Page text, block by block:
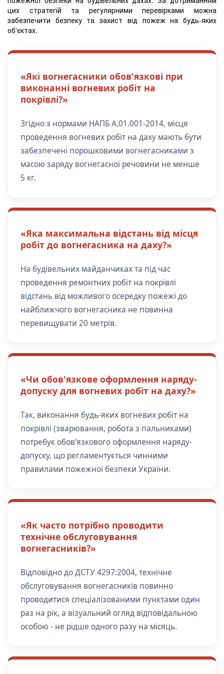
цих стратегій та регулярними перевірками можна
забезпечити безпеку та захист від пожеж на будь-яких
об'єктах.
«Які вогнегасники обов'язкові при
виконанні вогневих робіт на
покрівлі?»
Згідно з нормами НАПБ А.01.001-2014, місця
проведення вогневих робіт на даху мають бути
забезпечені порошковими вогнегасниками з
масою заряду вогнегасної речовини не менше
5 кг.
«Яка максимальна відстань від місця
робіт до вогнегасника на даху?»
На будівельних майданчиках та під час
проведення ремонтних робіт на покрівлі
відстань від можливого осередку пожежі до
найближчого вогнегасника не повинна
перевищувати 20 метрів.
«Чи обов'язкове оформлення наряду-
допуску для вогневих робіт на даху?»
Так, виконання будь-яких вогневих робіт на
покрівлі (зварювання, робота з пальниками)
потребує обов'язкового оформлення наряду-
допуску, що регламентується чинними
правилами пожежної безпеки України.
«Як часто потрібно проводити
технічне обслуговування
вогнегасників?»
Відповідно до ДСТУ 4297:2004, технічне
обслуговування вогнегасників повинно
проводитися спеціалізованими пунктами один
раз на рік, а візуальний огляд відповідальною
особою - не рідше одного разу на місяць.